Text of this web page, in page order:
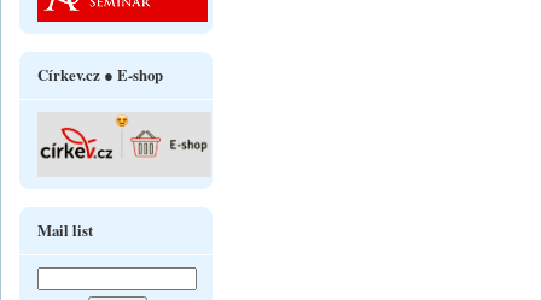
Církev.cz ● E-shop
Mail list